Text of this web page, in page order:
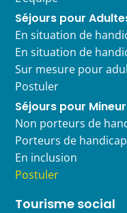
Séjours pour
En situation de
En situation de
Sur mesure pour
Postuler
Séjours pour
Non porteurs de
Porteurs de handicap
En inclusion
Postuler
Tourisme social